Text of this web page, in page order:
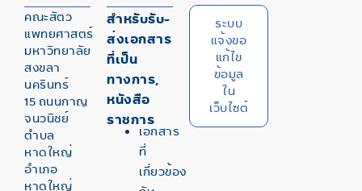
คณะสัตว
แพทยศาสตร์
มหาวิทยาลัย
สงขลา
นครินทร์
15 ถนนกาญ
จนวนิชย์
ตำบล
หาดใหญ่
อำเภอ
หาดใหญ่
สำหรับรับ-
ส่งเอกสาร
ที่เป็น
ทางการ,
หนังสือ
ราชการ
เอกสาร
ที่
เกี่ยวข้อง
ระบบ
แจ้งขอ
แก้ไข
ข้อมูล
ใน
เว็บไซต์